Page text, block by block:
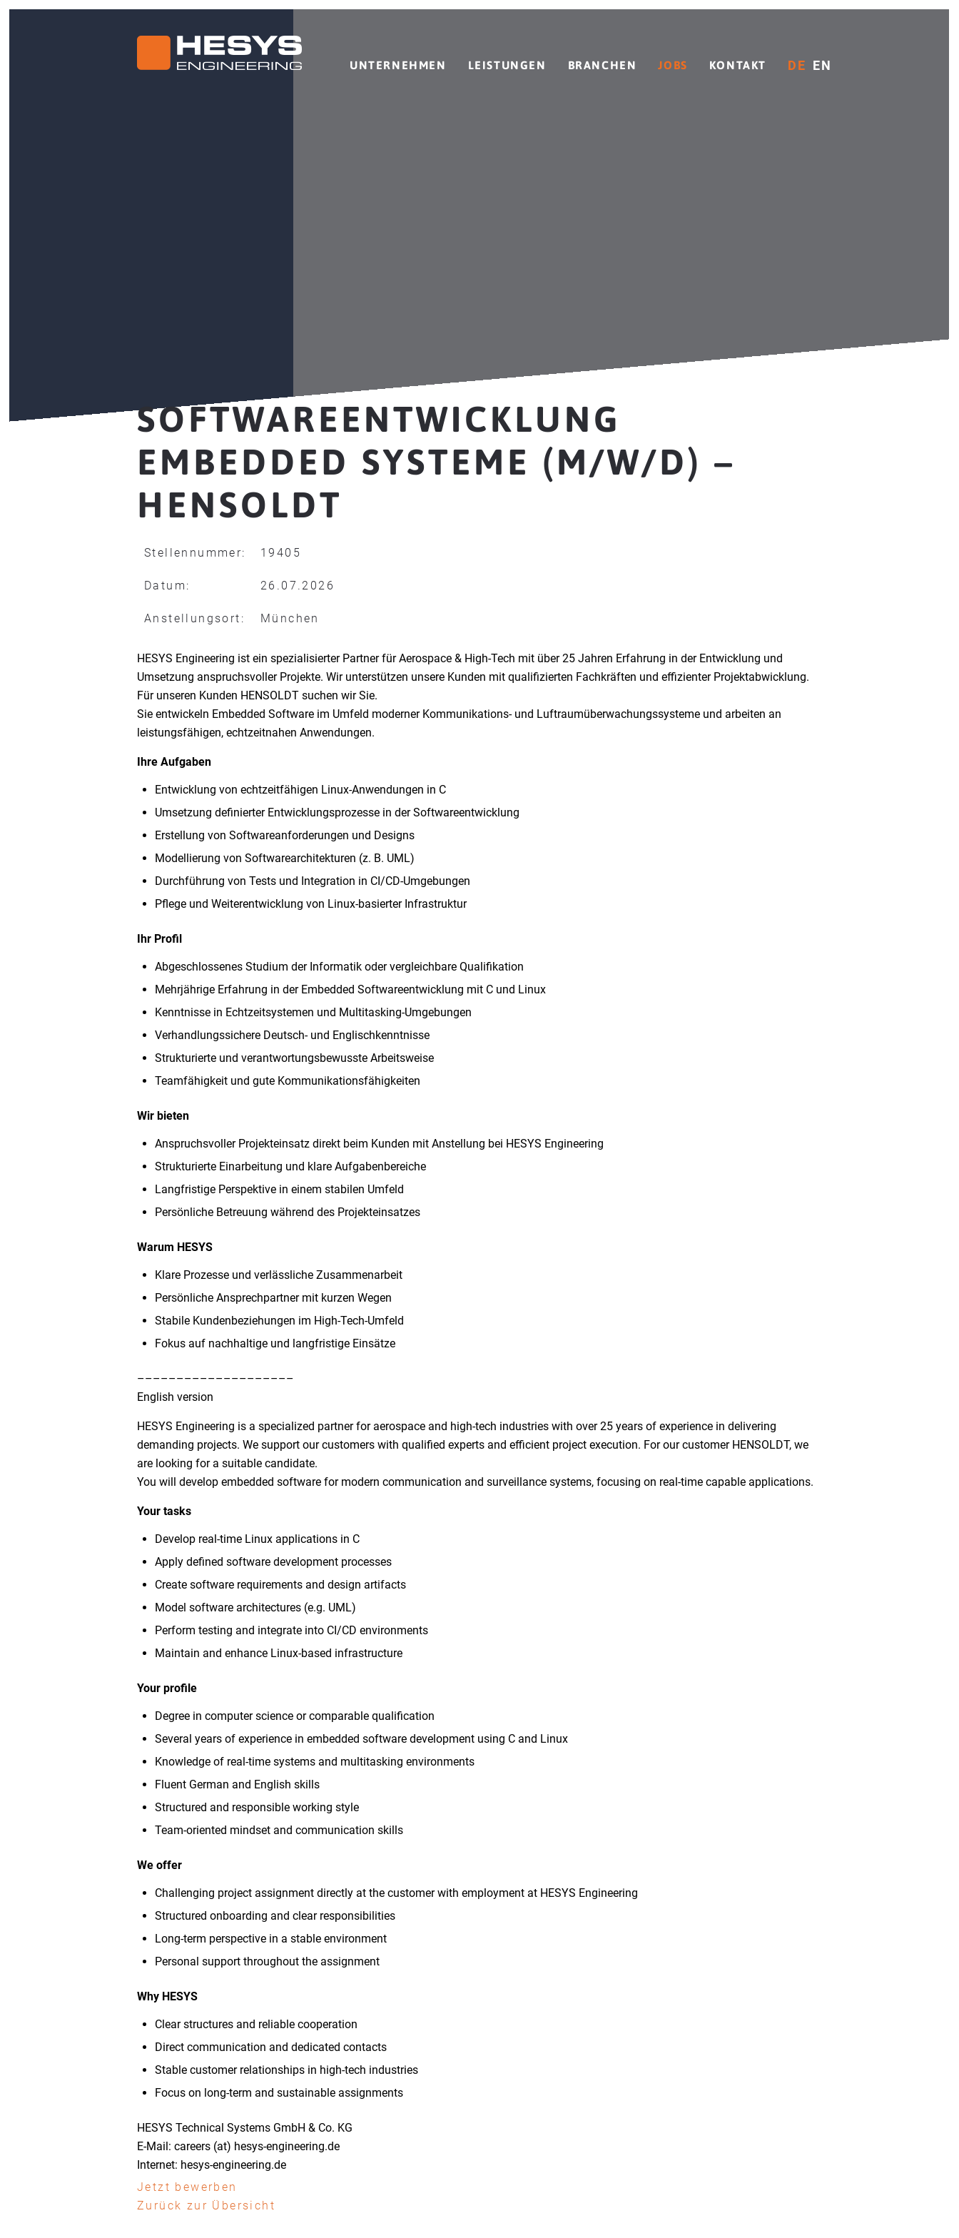
UNTERNEHMEN LEISTUNGEN BRANCHEN JOBS KONTAKT DE EN
SOFTWAREENTWICKLUNG
EMBEDDED SYSTEME (M/W/D) –
HENSOLDT
Stellennummer: 19405
Datum: 26.07.2026
Anstellungsort: München
HESYS Engineering ist ein spezialisierter Partner für Aerospace & High-Tech mit über 25 Jahren Erfahrung in der Entwicklung und
Umsetzung anspruchsvoller Projekte. Wir unterstützen unsere Kunden mit qualifizierten Fachkräften und effizienter Projektabwicklung.
Für unseren Kunden HENSOLDT suchen wir Sie.
Sie entwickeln Embedded Software im Umfeld moderner Kommunikations- und Luftraumüberwachungssysteme und arbeiten an
leistungsfähigen, echtzeitnahen Anwendungen.
Ihre Aufgaben
Entwicklung von echtzeitfähigen Linux-Anwendungen in C
Umsetzung definierter Entwicklungsprozesse in der Softwareentwicklung
Erstellung von Softwareanforderungen und Designs
Modellierung von Softwarearchitekturen (z. B. UML)
Durchführung von Tests und Integration in CI/CD-Umgebungen
Pflege und Weiterentwicklung von Linux-basierter Infrastruktur
Ihr Profil
Abgeschlossenes Studium der Informatik oder vergleichbare Qualifikation
Mehrjährige Erfahrung in der Embedded Softwareentwicklung mit C und Linux
Kenntnisse in Echtzeitsystemen und Multitasking-Umgebungen
Verhandlungssichere Deutsch- und Englischkenntnisse
Strukturierte und verantwortungsbewusste Arbeitsweise
Teamfähigkeit und gute Kommunikationsfähigkeiten
Wir bieten
Anspruchsvoller Projekteinsatz direkt beim Kunden mit Anstellung bei HESYS Engineering
Strukturierte Einarbeitung und klare Aufgabenbereiche
Langfristige Perspektive in einem stabilen Umfeld
Persönliche Betreuung während des Projekteinsatzes
Warum HESYS
Klare Prozesse und verlässliche Zusammenarbeit
Persönliche Ansprechpartner mit kurzen Wegen
Stabile Kundenbeziehungen im High-Tech-Umfeld
Fokus auf nachhaltige und langfristige Einsätze
––––––––––––––––––––
English version
HESYS Engineering is a specialized partner for aerospace and high-tech industries with over 25 years of experience in delivering
demanding projects. We support our customers with qualified experts and efficient project execution. For our customer HENSOLDT, we
are looking for a suitable candidate.
You will develop embedded software for modern communication and surveillance systems, focusing on real-time capable applications.
Your tasks
Develop real-time Linux applications in C
Apply defined software development processes
Create software requirements and design artifacts
Model software architectures (e.g. UML)
Perform testing and integrate into CI/CD environments
Maintain and enhance Linux-based infrastructure
Your profile
Degree in computer science or comparable qualification
Several years of experience in embedded software development using C and Linux
Knowledge of real-time systems and multitasking environments
Fluent German and English skills
Structured and responsible working style
Team-oriented mindset and communication skills
We offer
Challenging project assignment directly at the customer with employment at HESYS Engineering
Structured onboarding and clear responsibilities
Long-term perspective in a stable environment
Personal support throughout the assignment
Why HESYS
Clear structures and reliable cooperation
Direct communication and dedicated contacts
Stable customer relationships in high-tech industries
Focus on long-term and sustainable assignments
HESYS Technical Systems GmbH & Co. KG
E-Mail: careers (at) hesys-engineering.de
Internet: hesys-engineering.de
Jetzt bewerben
Zurück zur Übersicht